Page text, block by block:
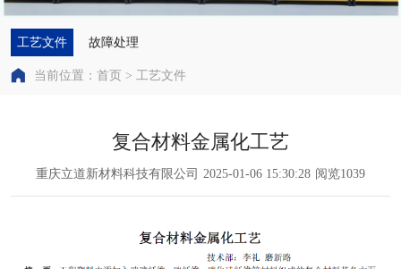
工艺文件 故障处理
当前位置：首页 > 工艺文件
复合材料金属化工艺
重庆立道新材料科技有限公司 2025-01-06 15:30:28 阅览1039